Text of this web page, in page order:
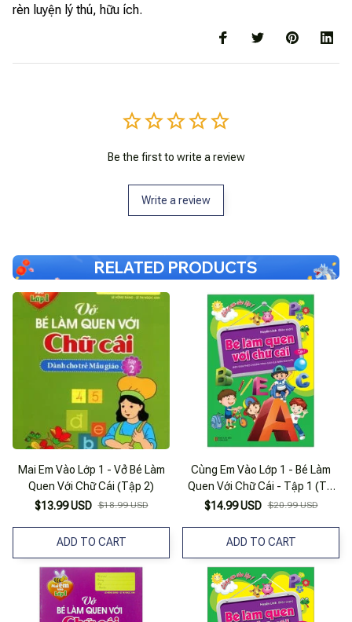
rèn luyện lý thú, hữu ích.
Be the first to write a review
Write a review
RELATED PRODUCTS
Mai Em Vào Lớp 1 - Vở Bé Làm
Quen Với Chữ Cái (Tập 2)
$13.99 USD $18.99 USD
ADD TO CART
Cùng Em Vào Lớp 1 - Bé Làm
Quen Với Chữ Cái - Tập 1 (Tái
Bản 2021)
$14.99 USD $20.99 USD
ADD TO CART